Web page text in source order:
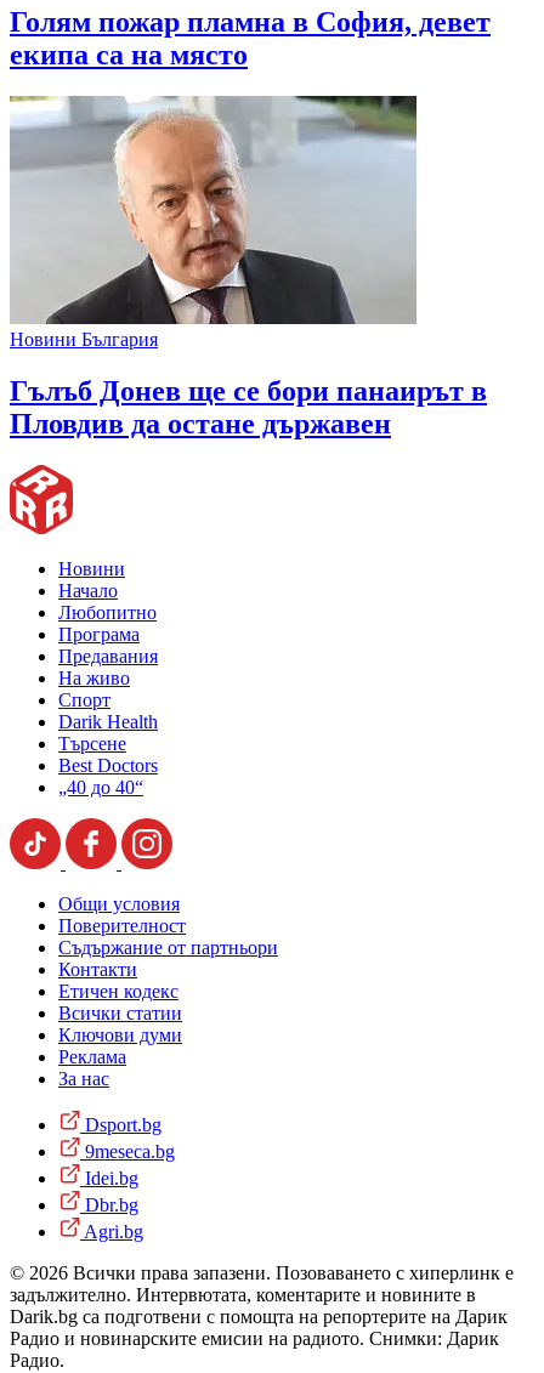
Голям пожар пламна в София, девет
екипа са на място
Новини България
Гълъб Донев ще се бори панаирът в
Пловдив да остане държавен
Новини
Начало
Любопитно
Програма
Предавания
На живо
Спорт
Darik Health
Търсене
Best Doctors
„40 до 40“
Общи условия
Поверителност
Съдържание от партньори
Контакти
Етичен кодекс
Всички статии
Ключови думи
Реклама
За нас
Dsport.bg
9meseca.bg
Idei.bg
Dbr.bg
Agri.bg
© 2026 Всички права запазени. Позоваването с хиперлинк е
задължително. Интервютата, коментарите и новините в
Darik.bg са подготвени с помощта на репортерите на Дарик
Радио и новинарските емисии на радиото. Снимки: Дарик
Радио.